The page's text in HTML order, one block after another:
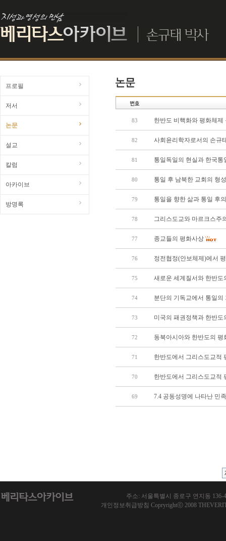
프로필
저서
논문
설교
칼럼
아카이브
방명록
83 한반도 비핵화와 평화체
82 사회윤리학자로서의 손규
81 통일독일의 현실과 한국통
80 통일 후 남북한 교회의 형
79 통일을 향한 삶과 통일 후
78 그리스도교와 마르크스주
77 종교들의 평화사상
76 정전협정(안보체제)에서
75 새로운 세계질서와 한반도
74 분단의 기독교에서 통일의
73 미국의 패권정책과 한반도
72 동북아시아와 한반도의 평
71 한반도에서 그리스도교적
70 한반도에서 그리스도교적
69 7.4 공동성명에 나타난 민
주소: 서울특별시 종로구 연지동 136-
개인정보취급방침 Copryrightⓒ 2008